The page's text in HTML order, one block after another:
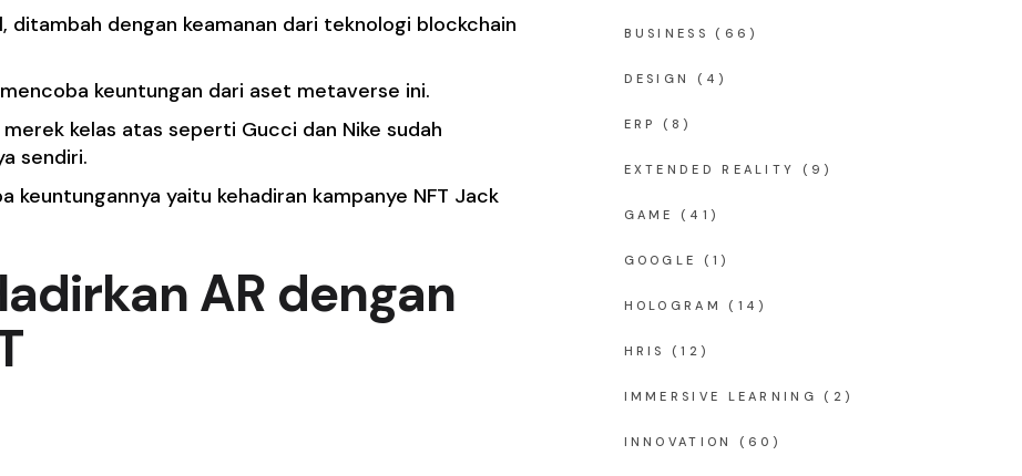
ditambah dengan keamanan dari teknologi blockchain
keuntungan dari aset metaverse ini.
kelas atas seperti Gucci dan Nike sudah
sendiri.
keuntungannya yaitu kehadiran kampanye NFT Jack
AR dengan
BUSINESS (66)
DESIGN (4)
ERP (8)
EXTENDED REALITY (9)
GAME (41)
GOOGLE (1)
HOLOGRAM (14)
HRIS (12)
IMMERSIVE LEARNING (2)
INNOVATION (60)